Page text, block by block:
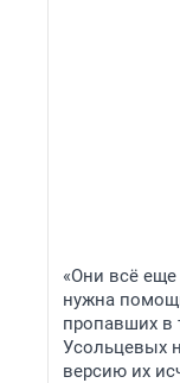
«Они всё еще
нужна
пропавших в
Усольцевых
версию их